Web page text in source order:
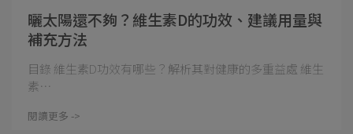
曬太陽還不夠？維生素D的功效、建議用量與
補充方法
目錄 維生素D功效有哪些？解析其對健康的多重益處 維生
素⋯
閱讀更多 ->